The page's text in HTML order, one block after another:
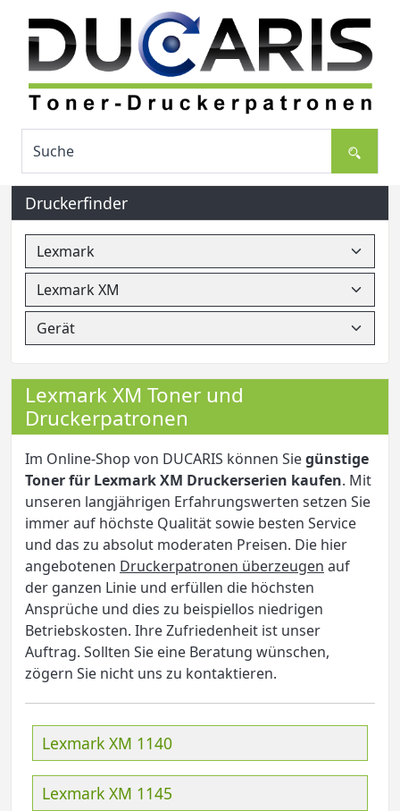
Druckerfinder
Lexmark XM Toner und
Druckerpatronen
Im Online-Shop von DUCARIS können Siegünstige
Toner für Lexmark XM Druckerserien kaufen. Mit
unseren langjährigen Erfahrungswerten setzen Sie
immer auf höchste Qualität sowie besten Service
und das zu absolut moderaten Preisen. Die hier
angebotenen Druckerpatronen überzeugen auf
der ganzen Linie und erfüllen die höchsten
Ansprüche und dies zu beispiellos niedrigen
Betriebskosten. Ihre Zufriedenheit ist unser
Auftrag. Sollten Sie eine Beratung wünschen,
zögern Sie nicht uns zu kontaktieren.
Lexmark XM 1140
Lexmark XM 1145